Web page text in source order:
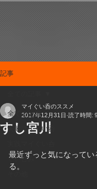
記事
全ての記事
失敗マイぐい呑
ぐい呑み
すし宮川
マイぐい呑のススメ
2017年12月31日 読了時間:
最近ずっと気になってい
る。